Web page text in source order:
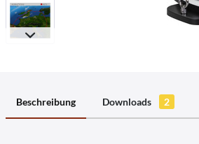
Beschreibung Downloads 2